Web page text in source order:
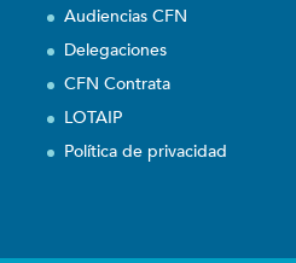
Audiencias CFN
Delegaciones
CFN Contrata
LOTAIP
Política de privacidad